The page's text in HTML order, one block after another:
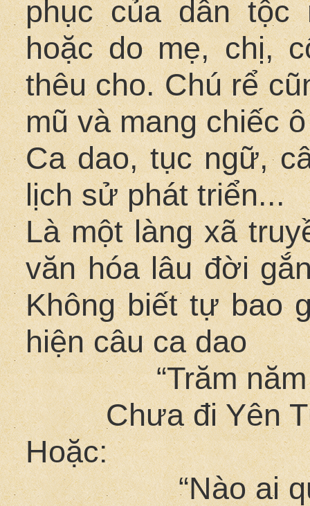
phục của dân
hoặc do mẹ, chị,
thêu cho. Chú rể
mũ và mang chiếc
Ca dao, tục ngữ,
lịch sử phát triển...
Là một làng xã
văn hóa lâu đời
Không biết tự bao
hiện câu ca dao
“Trăm
Chưa đi Yên
Hoặc:
“Nào ai